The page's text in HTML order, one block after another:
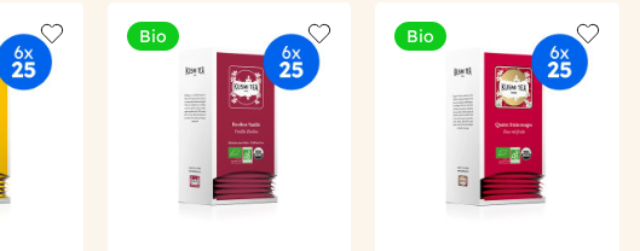
Add to wishlist
Bio
Add to wishlist
Bio
Add